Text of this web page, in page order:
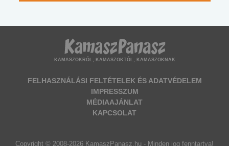
KAMASZOKRÓL, KAMASZOKTÓL, KAMASZOKNAK
FELHASZNÁLÁSI FELTÉTELEK ÉS ADATVÉDELEM
IMPRESSZUM
MÉDIAAJÁNLAT
KAPCSOLAT
Copyright © 2008-2026 KamaszPanasz.hu - Minden jog fenntartva!